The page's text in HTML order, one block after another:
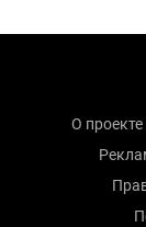
О проекте